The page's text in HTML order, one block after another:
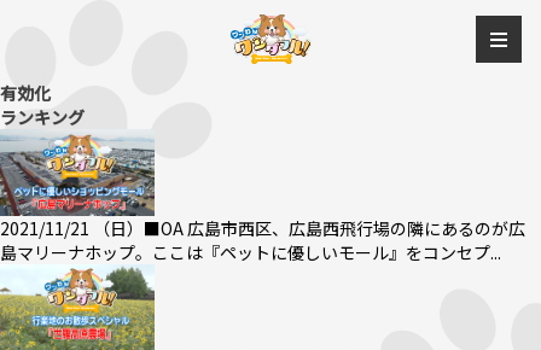
有効化
ランキング
2021/11/21 （日）■OA 広島市西区、広島西飛行場の隣にあるのが広
島マリーナホップ。ここは『ペットに優しいモール』をコンセプ...